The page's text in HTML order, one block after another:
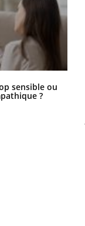
sensible ou
?